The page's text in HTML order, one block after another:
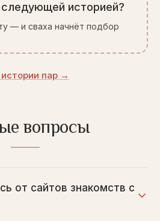
следующей историей?
— и сваха начнёт подбор
пар →
вопросы
от сайтов знакомств с